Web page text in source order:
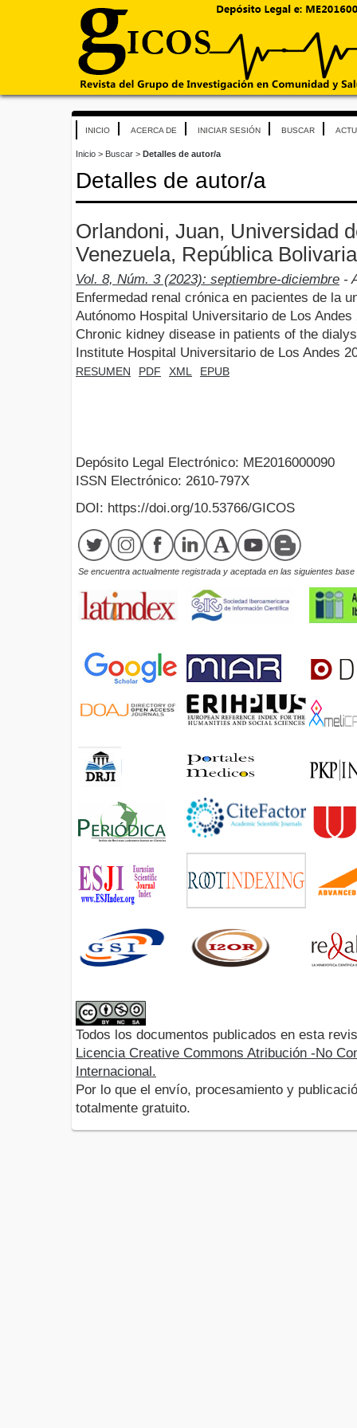
INICIO ACERCA DE INICIAR SESIÓN BUSCAR
Inicio > Buscar > Detalles de autor/a
Detalles de autor/a
Orlandoni, Juan, Universidad
Venezuela, República
Vol. 8, Núm. 3 (2023): septiembre-diciembre -
Enfermedad renal crónica en pacientes de la
Autónomo Hospital Universitario de Los Andes
Chronic kidney disease in patients of the
Institute Hospital Universitario de Los Andes
RESUMEN PDF XML EPUB
Depósito Legal Electrónico: ME2016000090
ISSN Electrónico: 2610-797X
DOI: https://doi.org/10.53766/GICOS
Se encuentra actualmente registrada y aceptada en las siguientes
Todos los documentos publicados en esta
Licencia Creative Commons Atribución -No
Internacional.
Por lo que el envío, procesamiento y
totalmente gratuito.